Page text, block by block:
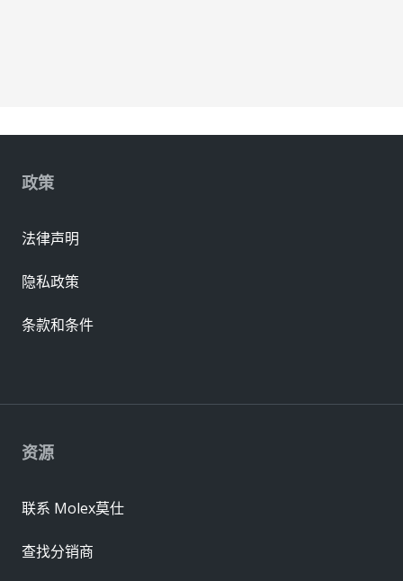
资源
联系 Molex莫仕
查找分销商
政策
法律声明
隐私政策
条款和条件